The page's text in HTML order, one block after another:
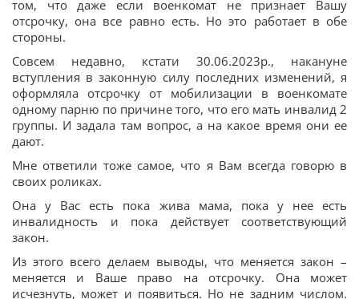
том, что даже если военкомат не признает Вашу
отсрочку, она все равно есть. Но это работает в обе
стороны.
Совсем недавно, кстати 30.06.2023р., накануне
вступления в законную силу последних изменений, я
оформляла отсрочку от мобилизации в военкомате
одному парню по причине того, что его мать инвалид 2
группы. И задала там вопрос, а на какое время они ее
дают.
Мне ответили тоже самое, что я Вам всегда говорю в
своих роликах.
Она у Вас есть пока жива мама, пока у нее есть
инвалидность и пока действует соответствующий
закон.
Из этого всего делаем выводы, что меняется закон –
меняется и Ваше право на отсрочку. Она может
исчезнуть, может и появиться. Но не задним числом.